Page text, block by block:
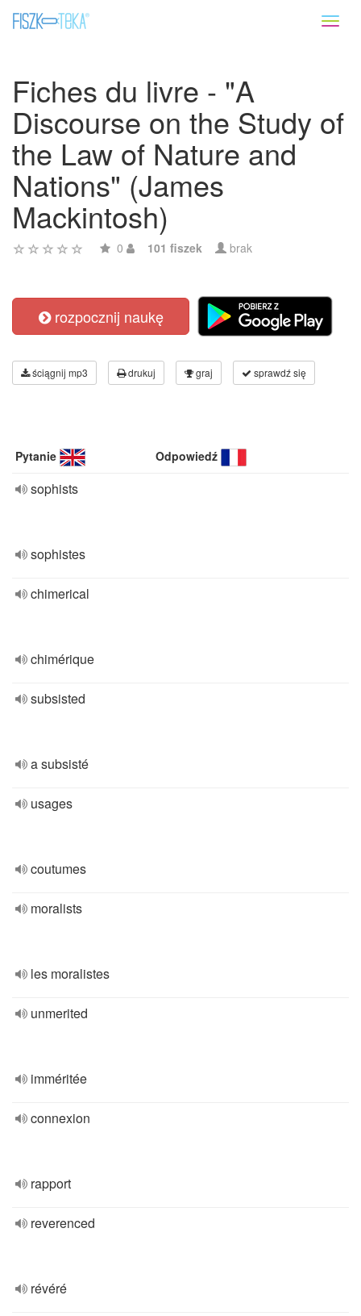
Fiches du livre - "A
Discourse on the Study of
the Law of Nature and
Nations" (James
Mackintosh)
0 101 fiszek brak
rozpocznij naukę
ściągnij mp3 drukuj graj sprawdź się
Pytanie Odpowiedź
sophists
sophistes
chimerical
chimérique
subsisted
a subsisté
usages
coutumes
moralists
les moralistes
unmerited
imméritée
connexion
rapport
reverenced
révéré